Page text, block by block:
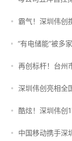
再创标杆！台州
深圳伟创亮相全
酷炫！深圳伟创
中国移动携手深